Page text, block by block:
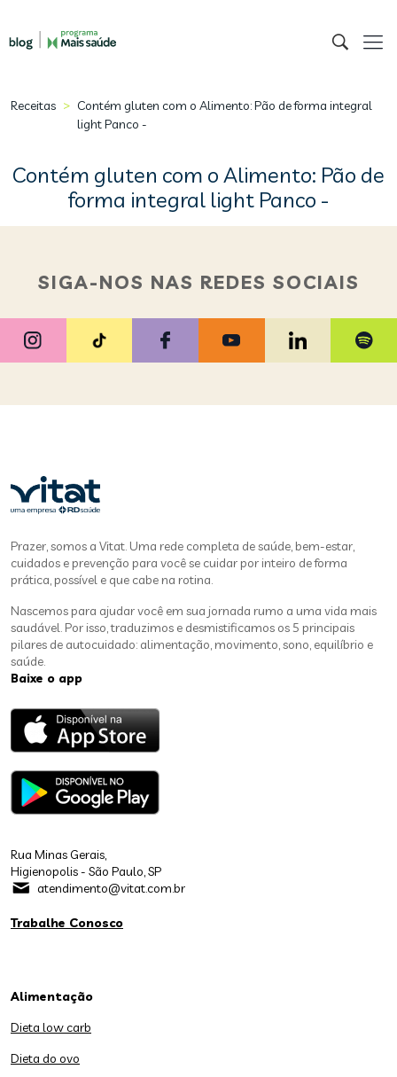
Receitas > Contém gluten com o Alimento: Pão de forma integral
light Panco -
Contém gluten com o Alimento: Pão de
forma integral light Panco -
SIGA-NOS NAS REDES SOCIAIS
Prazer, somos a Vitat. Uma rede completa de saúde, bem-estar,
cuidados e prevenção para você se cuidar por inteiro de forma
prática, possível e que cabe na rotina.
Nascemos para ajudar você em sua jornada rumo a uma vida mais
saudável. Por isso, traduzimos e desmistificamos os 5 principais
pilares de autocuidado: alimentação, movimento, sono, equilíbrio e
saúde.
Baixe o app
Rua Minas Gerais,
Higienopolis - São Paulo, SP
atendimento@vitat.com.br
Trabalhe Conosco
Alimentação
Dieta low carb
Dieta do ovo